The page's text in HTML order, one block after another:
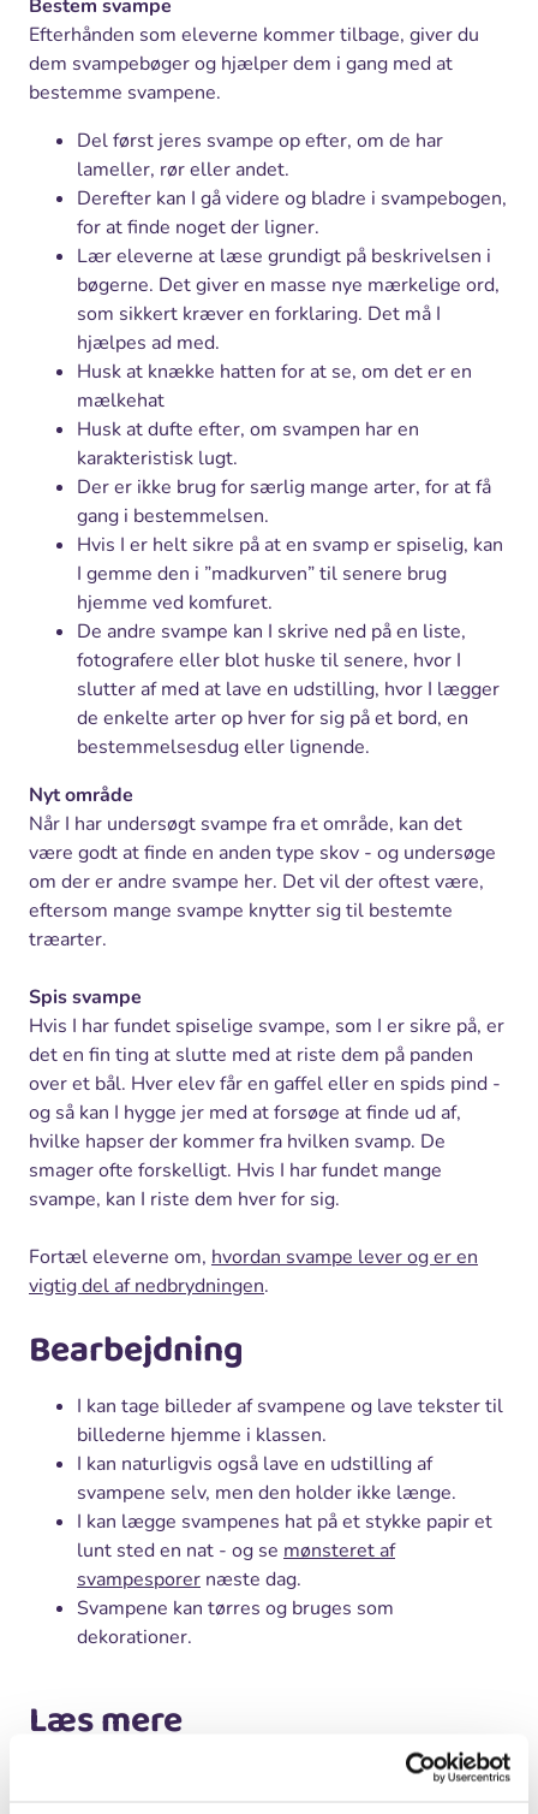
Bestem svampe
Efterhånden som eleverne kommer tilbage, giver du
dem svampebøger og hjælper dem i gang med at
bestemme svampene.
Del først jeres svampe op efter, om de har
lameller, rør eller andet.
Derefter kan I gå videre og bladre i svampebogen,
for at finde noget der ligner.
Lær eleverne at læse grundigt på beskrivelsen i
bøgerne. Det giver en masse nye mærkelige ord,
som sikkert kræver en forklaring. Det må I
hjælpes ad med.
Husk at knække hatten for at se, om det er en
mælkehat
Husk at dufte efter, om svampen har en
karakteristisk lugt.
Der er ikke brug for særlig mange arter, for at få
gang i bestemmelsen.
Hvis I er helt sikre på at en svamp er spiselig, kan
I gemme den i ”madkurven” til senere brug
hjemme ved komfuret.
De andre svampe kan I skrive ned på en liste,
fotografere eller blot huske til senere, hvor I
slutter af med at lave en udstilling, hvor I lægger
de enkelte arter op hver for sig på et bord, en
bestemmelsesdug eller lignende.
Nyt område
Når I har undersøgt svampe fra et område, kan det
være godt at finde en anden type skov - og undersøge
om der er andre svampe her. Det vil der oftest være,
eftersom mange svampe knytter sig til bestemte
træarter.
Spis svampe
Hvis I har fundet spiselige svampe, som I er sikre på, er
det en fin ting at slutte med at riste dem på panden
over et bål. Hver elev får en gaffel eller en spids pind -
og så kan I hygge jer med at forsøge at finde ud af,
hvilke hapser der kommer fra hvilken svamp. De
smager ofte forskelligt. Hvis I har fundet mange
svampe, kan I riste dem hver for sig.
Fortæl eleverne om, hvordan svampe lever og er en
vigtig del af nedbrydningen.
Bearbejdning
I kan tage billeder af svampene og lave tekster til
billederne hjemme i klassen.
I kan naturligvis også lave en udstilling af
svampene selv, men den holder ikke længe.
I kan lægge svampenes hat på et stykke papir et
lunt sted en nat - og se mønsteret af
svampesporer næste dag.
Svampene kan tørres og bruges som
dekorationer.
Læs mere
Der er masser af gode link til svampe, men ofte er de